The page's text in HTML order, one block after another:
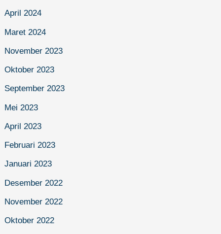
April 2024
Maret 2024
November 2023
Oktober 2023
September 2023
Mei 2023
April 2023
Februari 2023
Januari 2023
Desember 2022
November 2022
Oktober 2022